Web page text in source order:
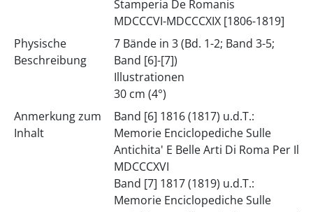
Stamperia De Romanis
MDCCCVI-MDCCCXIX [1806-1819]
Physische
Beschreibung
7 Bände in 3 (Bd. 1-2; Band 3-5;
Band [6]-[7])
Illustrationen
30 cm (4°)
Anmerkung zum
Inhalt
Band [6] 1816 (1817) u.d.T.:
Memorie Enciclopediche Sulle
Antichita' E Belle Arti Di Roma Per Il
MDCCCXVI
Band [7] 1817 (1819) u.d.T.:
Memorie Enciclopediche Sulle